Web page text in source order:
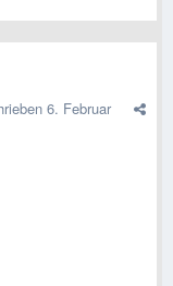
6. Februar